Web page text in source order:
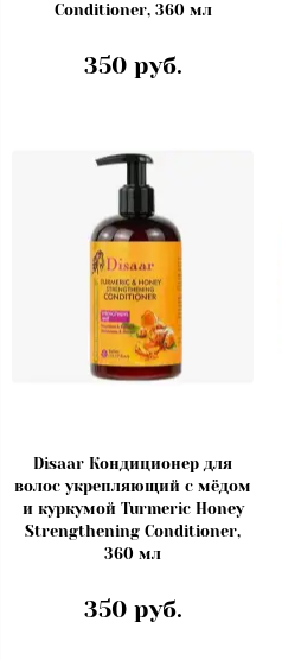
Conditioner, 360 мл
350 руб.
Disaar Кондиционер для
волос укрепляющий с мёдом
и куркумой Turmeric Honey
Strengthening Conditioner,
360 мл
350 руб.